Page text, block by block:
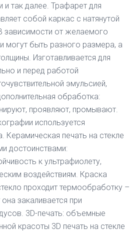
и так далее. Трафарет для
собой каркас с натянутой
зависимости от желаемого
могут быть разного размера, а
Изготавливается для
и перед работой
эмульсией,
обработка:
проявляют, промывают.
используется
Керамическая печать на стекле
достоинствами:
к ультрафиолету,
воздействиям. Краска
проходит термообработку –
закаливается при
3D-печать: объемные
красоты 3D печать на стекле